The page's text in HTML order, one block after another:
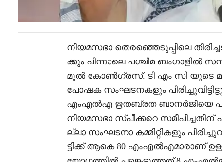
നിയമസഭാ തെരഞ്ഞെടുപ്പിലെ
ക്കും പിന്നാലെ പശ്ചിമ ബംഗാളിൽ
മൂൽ കോൺഗ്രസ്. ടി എം സി യുടെ
പോഷക സംഘടനകളും
എംഎൽഎ ഋതബ്രത ബാനർജിയെ
നിയമസഭാ സ്പീക്കറെ
ല്ലാ സംഘടനാ കമ്മിറ്റികളും
ട്ടിക്ക് ആകെ 80 എംഎൽഎമാരാണ്